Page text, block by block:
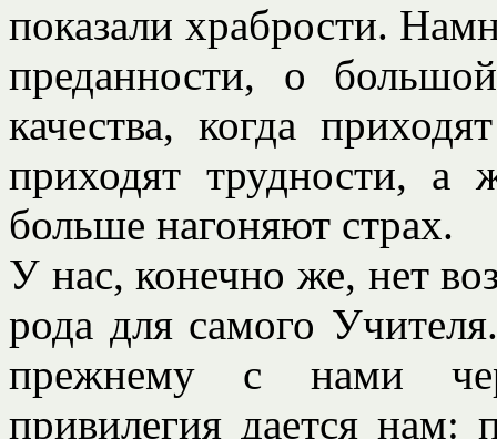
показали храбрости.
преданности, о
качества, когда
приходят трудности, а
больше нагоняют страх.
У нас, конечно же, нет
рода для самого
прежнему с нами
привилегия дается нам: